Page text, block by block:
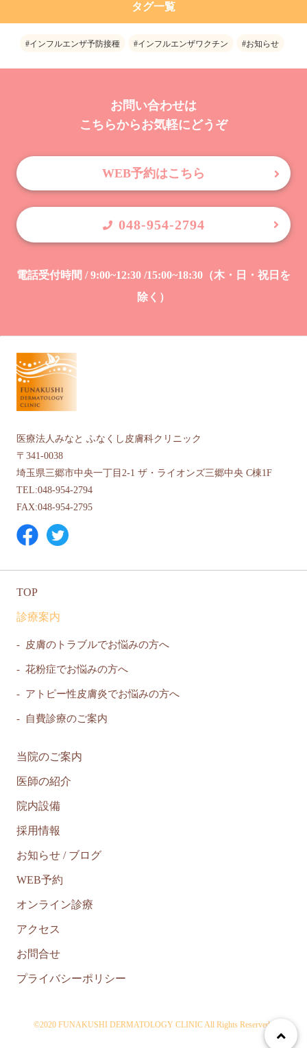
タグ一覧
#インフルエンザ予防接種 #インフルエンザワクチン #お知らせ
お問い合わせは
こちらからお気軽にどうぞ
WEB予約はこちら
048-954-2794
電話受付時間 / 9:00~12:30 /15:00~18:30（木・日・祝日を
除く）
医療法人みなと ふなくし皮膚科クリニック
〒341-0038
埼玉県三郷市中央一丁目2-1 ザ・ライオンズ三郷中央 C棟1F
TEL:048-954-2794
FAX:048-954-2795
TOP
診療案内
皮膚のトラブルでお悩みの方へ
花粉症でお悩みの方へ
アトピー性皮膚炎でお悩みの方へ
自費診療のご案内
当院のご案内
医師の紹介
院内設備
採用情報
お知らせ / ブログ
WEB予約
オンライン診療
アクセス
お問合せ
プライバシーポリシー
©2020 FUNAKUSHI DERMATOLOGY CLINIC All Rights Reserved..